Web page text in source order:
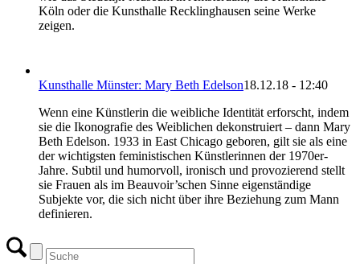
Köln oder die Kunsthalle Recklinghausen seine Werke
zeigen.
Kunsthalle Münster: Mary Beth Edelson18.12.18 - 12:40
Wenn eine Künstlerin die weibliche Identität erforscht, indem
sie die Ikonografie des Weiblichen dekonstruiert – dann Mary
Beth Edelson. 1933 in East Chicago geboren, gilt sie als eine
der wichtigsten feministischen Künstlerinnen der 1970er-
Jahre. Subtil und humorvoll, ironisch und provozierend stellt
sie Frauen als im Beauvoir’schen Sinne eigenständige
Subjekte vor, die sich nicht über ihre Beziehung zum Mann
definieren.